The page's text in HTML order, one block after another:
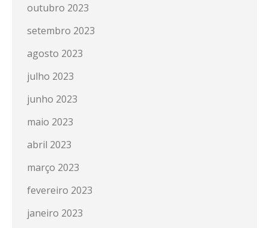
outubro 2023
setembro 2023
agosto 2023
julho 2023
junho 2023
maio 2023
abril 2023
março 2023
fevereiro 2023
janeiro 2023